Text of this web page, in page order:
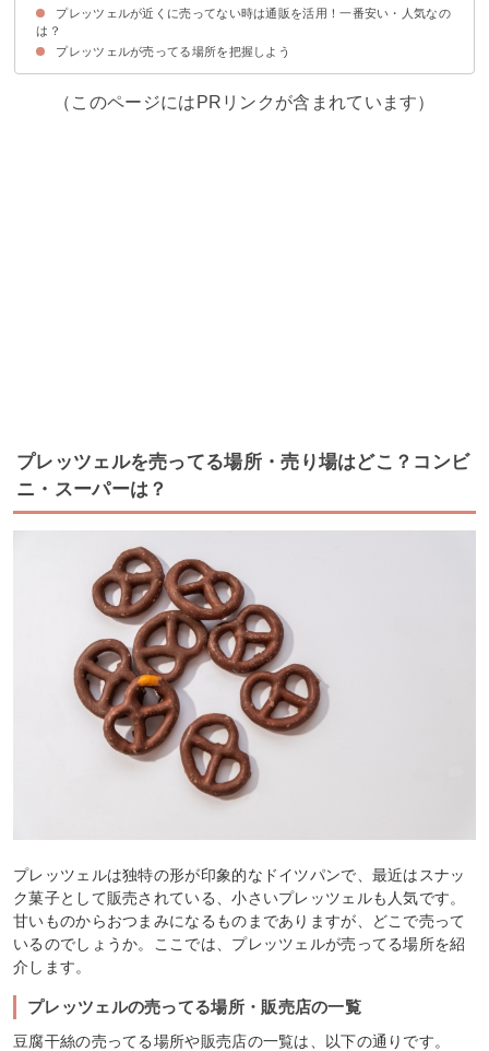
①業務スーパー（98円）
②ダイソー（108円）
③成城石井（323円）
④コストコ（1017円）
⑤ドンキ（398円）
⑥カルディ（298円）
⑦西友（不明）
⑧イオン（不明）
⑨コンビニ（ナチュラルローソン）（270円）
⑩コンビニ（セブンイレブン）（100円）
⑪コンビニ（ファミマ）（145円）
⑫無印良品（100円）
プレッツェルが近くに売ってない時は通販を活用！一番安い・人気なの
は？
①楽天市場│フーバープレッツェル（129円）
②Amazon│プレッツェル（445円）
③上質食品通販サイト｜プレッツェル（486円）
プレッツェルが売ってる場所を把握しよう
（このページにはPRリンクが含まれています）
プレッツェルを売ってる場所・売り場はどこ？コンビ
ニ・スーパーは？
プレッツェルは独特の形が印象的なドイツパンで、最近はスナッ
ク菓子として販売されている、小さいプレッツェルも人気です。
甘いものからおつまみになるものまでありますが、どこで売って
いるのでしょうか。ここでは、プレッツェルが売ってる場所を紹
介します。
プレッツェルの売ってる場所・販売店の一覧
豆腐干絲の売ってる場所や販売店の一覧は、以下の通りです。